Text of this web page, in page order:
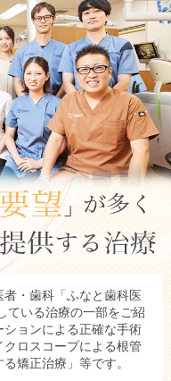
・歯科「ふなと歯科医
ている治療の一部をご紹
ョンによる正確な手術
ロスコープによる根管
矯正治療」等です。